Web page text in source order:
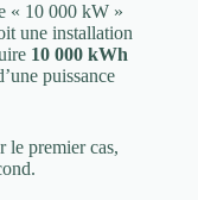
« 10 000 kW »
une installation
10 000 kWh
puissance
le premier cas,